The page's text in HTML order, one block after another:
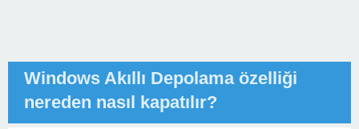
Windows Akıllı Depolama özelliği
nereden nasıl kapatılır?